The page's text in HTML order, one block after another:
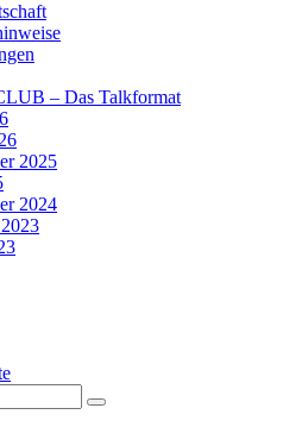
– Das Talkformat
2025
2024